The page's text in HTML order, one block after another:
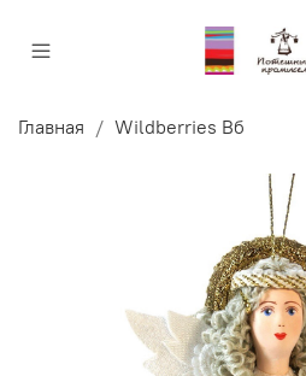
Главная Wildberries Вб